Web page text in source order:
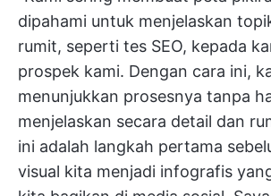
dipahami untuk menjelaskan
rumit, seperti tes SEO, kepada
prospek kami. Dengan cara ini,
menunjukkan prosesnya tanpa
menjelaskan secara detail dan
ini adalah langkah pertama
visual kita menjadi infografis